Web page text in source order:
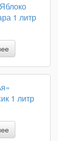
1 литр
1 литр